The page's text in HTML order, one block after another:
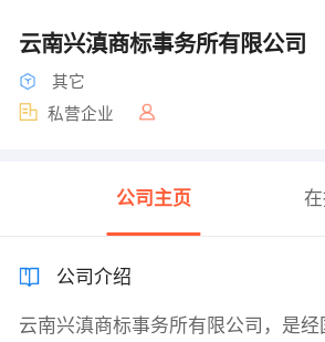
云南兴滇商标事务所有限公司
其它
私营企业
公司主页
公司介绍
云南兴滇商标事务所有限公司，是经